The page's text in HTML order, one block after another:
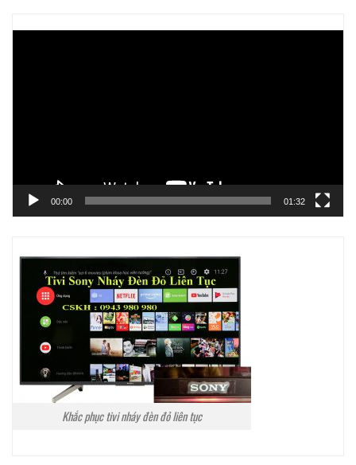
00:00 01:32
Khắc phục tivi nháy đèn đỏ liên tục